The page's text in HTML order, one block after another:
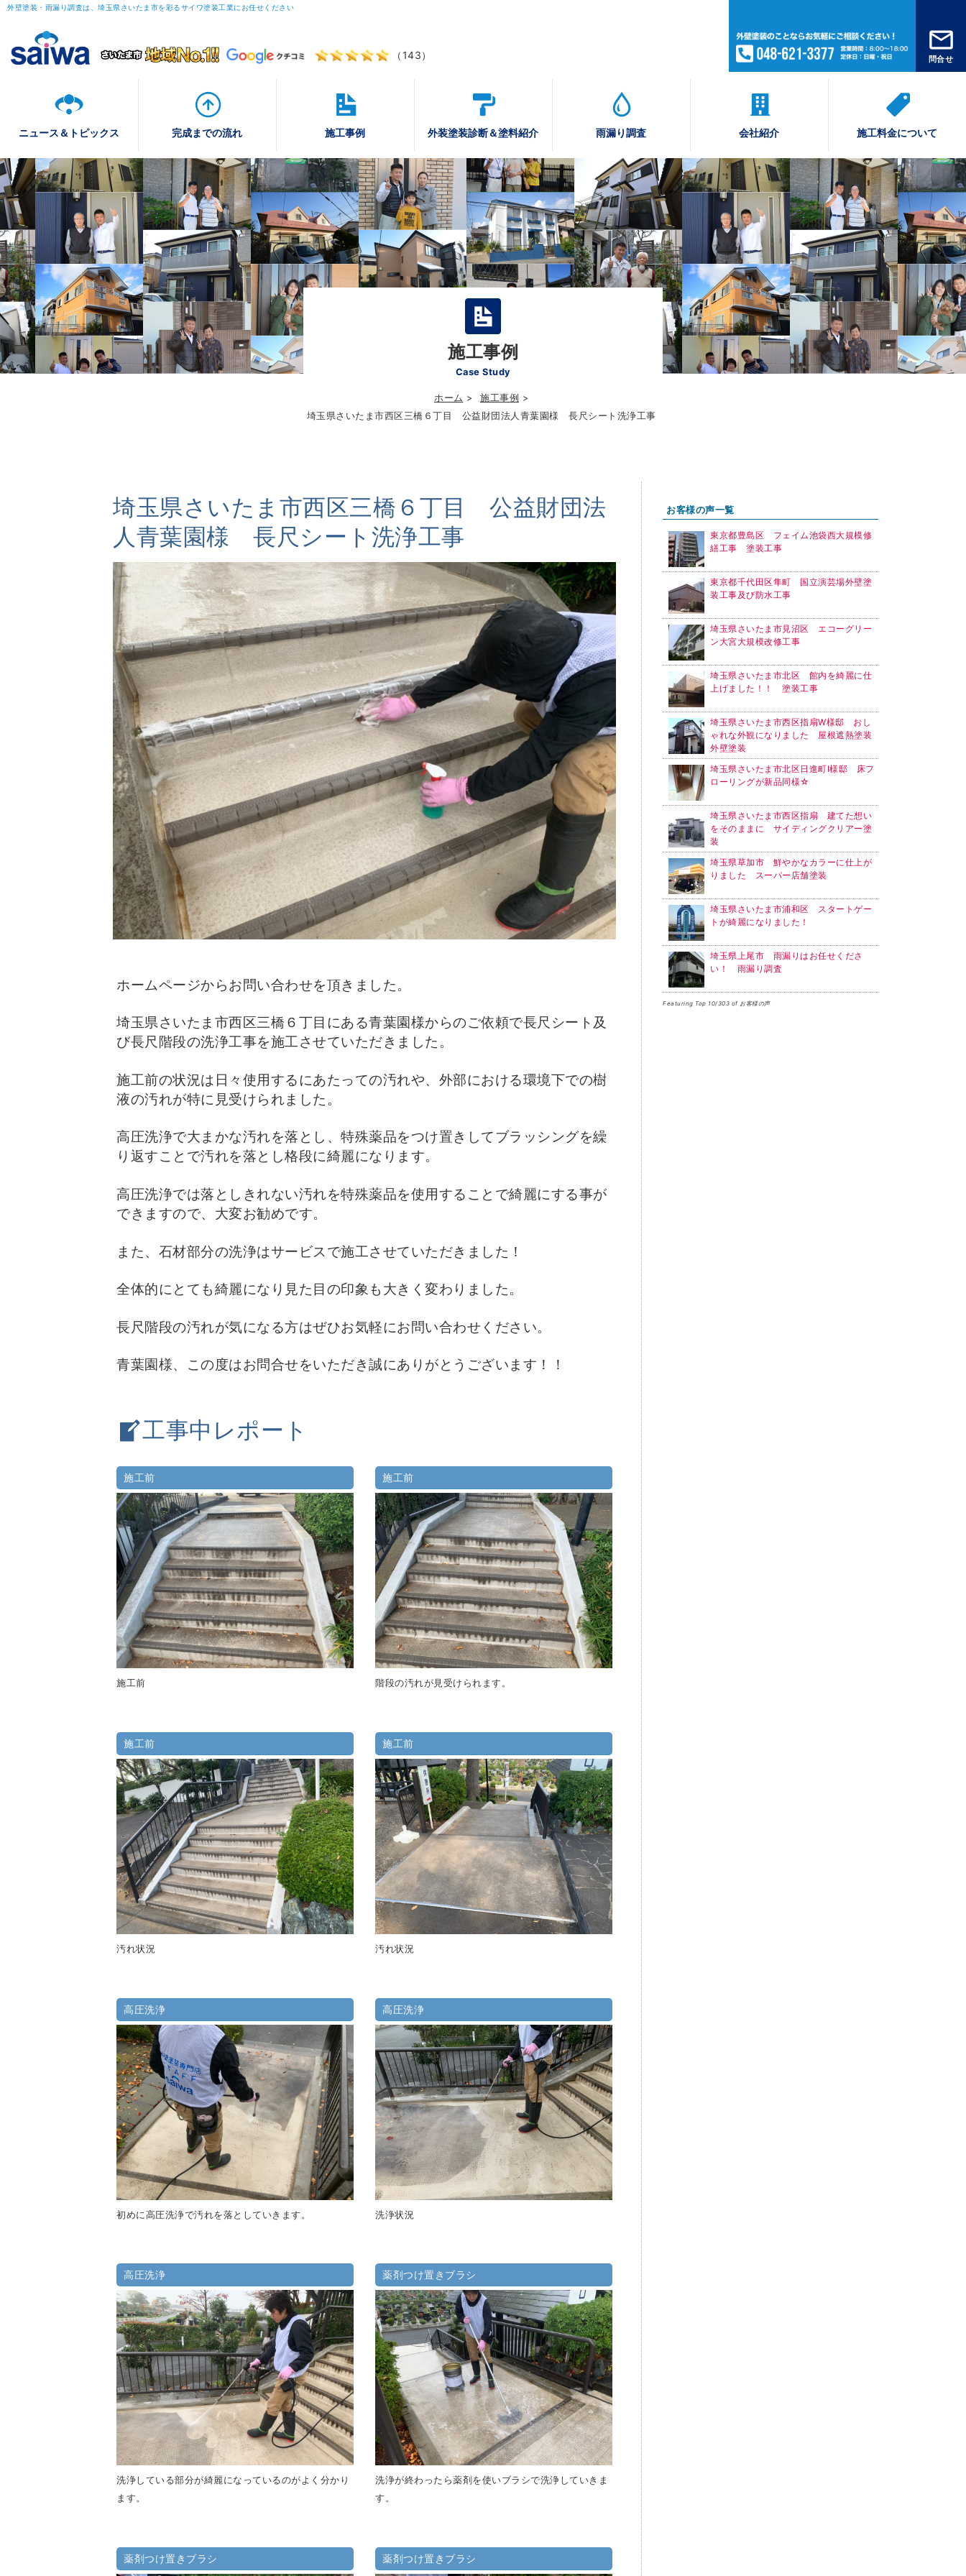
外壁塗装・雨漏り調査は、埼玉県さいたま市を彩るサイワ塗装工業にお任せください
（143） 問合せ
ニュース＆トピックス 完成までの流れ 施工事例 外装塗装診断＆塗料紹介 雨漏り調査 会社紹介 施工料金について
施工事例
Case Study
ホーム
施工事例
埼玉県さいたま市西区三橋６丁目 公益財団法人青葉園様 長尺シート洗浄工事
埼玉県さいたま市西区三橋６丁目 公益財団法
人青葉園様 長尺シート洗浄工事
ホームページからお問い合わせを頂きました。
埼玉県さいたま市西区三橋６丁目にある青葉園様からのご依頼で長尺シート及
び長尺階段の洗浄工事を施工させていただきました。
施工前の状況は日々使用するにあたっての汚れや、外部における環境下での樹
液の汚れが特に見受けられました。
高圧洗浄で大まかな汚れを落とし、特殊薬品をつけ置きしてブラッシングを繰
り返すことで汚れを落とし格段に綺麗になります。
高圧洗浄では落としきれない汚れを特殊薬品を使用することで綺麗にする事が
できますので、大変お勧めです。
また、石材部分の洗浄はサービスで施工させていただきました！
全体的にとても綺麗になり見た目の印象も大きく変わりました。
長尺階段の汚れが気になる方はぜひお気軽にお問い合わせください。
青葉園様、この度はお問合せをいただき誠にありがとうございます！！
工事中レポート
施工前
施工前
施工前
階段の汚れが見受けられます。
施工前
汚れ状況
施工前
汚れ状況
高圧洗浄
初めに高圧洗浄で汚れを落としていきます。
高圧洗浄
洗浄状況
高圧洗浄
洗浄している部分が綺麗になっているのがよく分かり
ます。
薬剤つけ置きブラシ
洗浄が終わったら薬剤を使いブラシで洗浄していきま
す。
薬剤つけ置きブラシ 薬剤つけ置きブラシ
お客様の声一覧
東京都豊島区 フェイム池袋西大規模修
繕工事 塗装工事
東京都千代田区隼町 国立演芸場外壁塗
装工事及び防水工事
埼玉県さいたま市見沼区 エコーグリー
ン大宮大規模改修工事
埼玉県さいたま市北区 館内を綺麗に仕
上げました！！ 塗装工事
埼玉県さいたま市西区指扇W様邸 おし
ゃれな外観になりました 屋根遮熱塗装
外壁塗装
埼玉県さいたま市北区日進町I様邸 床フ
ローリングが新品同様☆
埼玉県さいたま市西区指扇 建てた想い
をそのままに サイディングクリアー塗
装
埼玉県草加市 鮮やかなカラーに仕上が
りました スーパー店舗塗装
埼玉県さいたま市浦和区 スタートゲー
トが綺麗になりました！
埼玉県上尾市 雨漏りはお任せくださ
い！ 雨漏り調査
Featuring Top 10/303 of お客様の声